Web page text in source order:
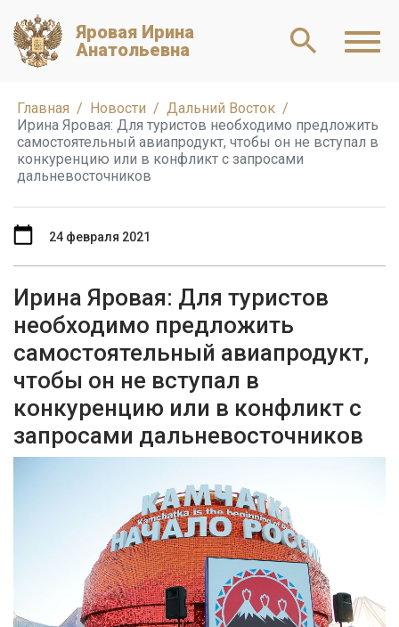
Яровая Ирина
Анатольевна
Главная Новости
Дальний Восток
Ирина Яровая: Для туристов необходимо предложить
самостоятельный авиапродукт, чтобы он не вступал в
конкуренцию или в конфликт с запросами
дальневосточников
Ирина Яровая: Для туристов
необходимо предложить
самостоятельный авиапродукт,
чтобы он не вступал в
конкуренцию или в конфликт с
запросами дальневосточников
24 февраля 2021